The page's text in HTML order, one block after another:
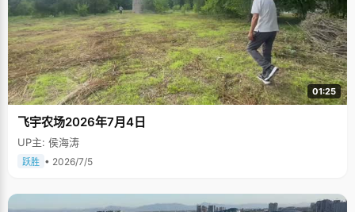
01:25
飞宇农场2026年7月4日
UP主: 侯海涛
跃胜 • 2026/7/5